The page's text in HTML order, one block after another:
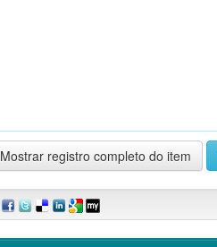
Mostrar registro completo do item